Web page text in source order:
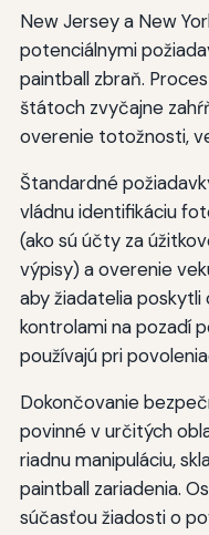
New Jersey a New
potenciálnymi
paintball zbraň.
štátoch zvyčajne
overenie totožnosti,
Štandardné
vládnu identifikáciu
(ako sú účty za
výpisy) a overenie
aby žiadatelia
kontrolami na pozadí
používajú pri
Dokončovanie
povinné v určitých
riadnu manipuláciu,
paintball zariadenia.
súčasťou žiadosti o